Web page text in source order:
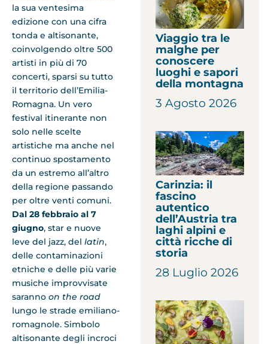
la sua ventesima
edizione con una cifra
tonda e altisonante,
coinvolgendo oltre 500
artisti in più di 70
concerti, sparsi su tutto
il territorio dell’Emilia-
Romagna. Un vero
festival itinerante non
solo nelle scelte
artistiche ma anche nel
continuo spostamento
da un estremo all’altro
della regione passando
per oltre venti comuni.
Dal 28 febbraio al 7
giugno, star e nuove
leve del jazz, del latin,
delle contaminazioni
etniche e delle più varie
musiche improvvisate
saranno on the road
lungo le strade emiliano-
romagnole. Simbolo
altisonante degli incroci
Viaggio tra le
malghe per
conoscere
luoghi e sapori
della montagna
3 Agosto 2026
Carinzia: il
fascino
autentico
dell’Austria tra
laghi alpini e
città ricche di
storia
28 Luglio 2026